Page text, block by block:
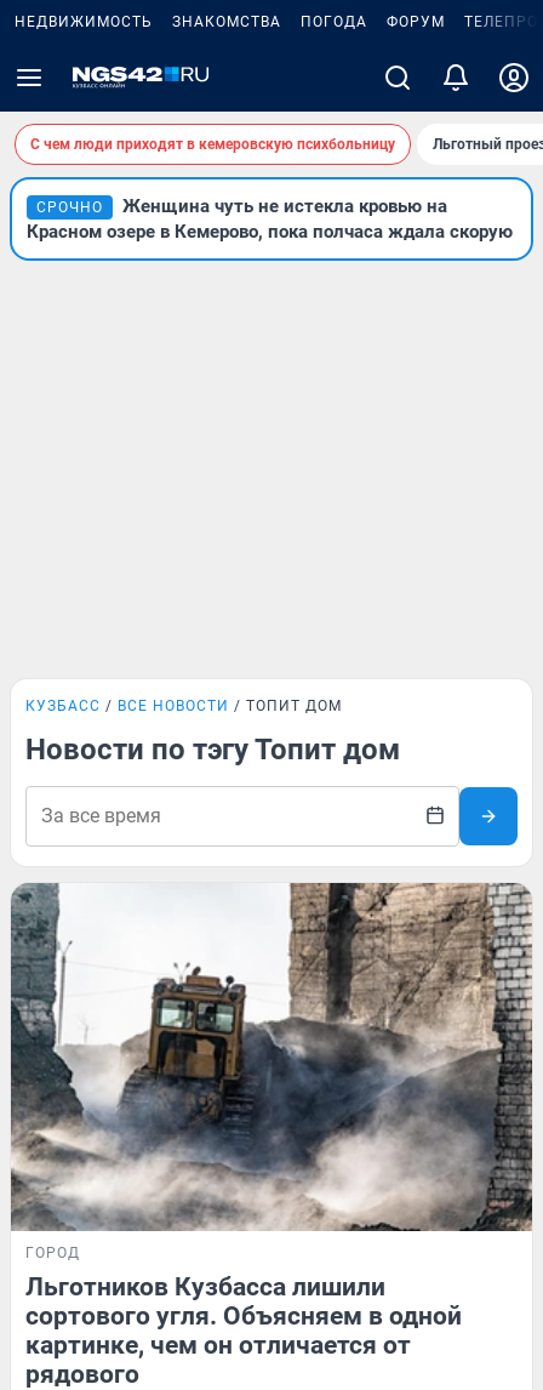
НЕДВИЖИМОСТЬ ЗНАКОМСТВА ПОГОДА ФОРУМ
С чем люди приходят в кемеровскую психбольницу Льготный
СРОЧНО
Женщина чуть не истекла кровью на
Красном озере в Кемерово, пока полчаса ждала скорую
КУЗБАСС ВСЕ НОВОСТИ ТОПИТ ДОМ
Новости по тэгу Топит дом
ГОРОД
Льготников Кузбасса лишили
сортового угля. Объясняем в одной
картинке, чем он отличается от
рядового